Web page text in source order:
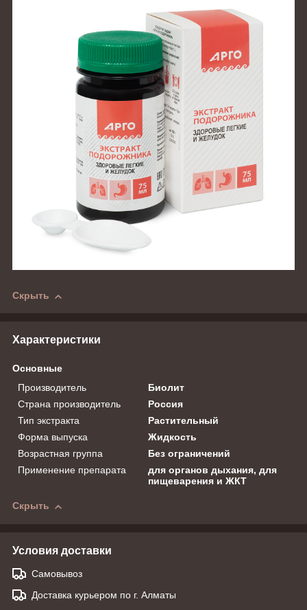
Скрыть
Характеристики
Основные
Производитель
Биолит
Страна производитель
Россия
Тип экстракта
Растительный
Форма выпуска
Жидкость
Возрастная группа
Без ограничений
Применение препарата
для органов дыхания, для
пищеварения и ЖКТ
Скрыть
Условия доставки
Самовывоз
Доставка курьером по г. Алматы